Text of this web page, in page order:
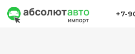
+7-